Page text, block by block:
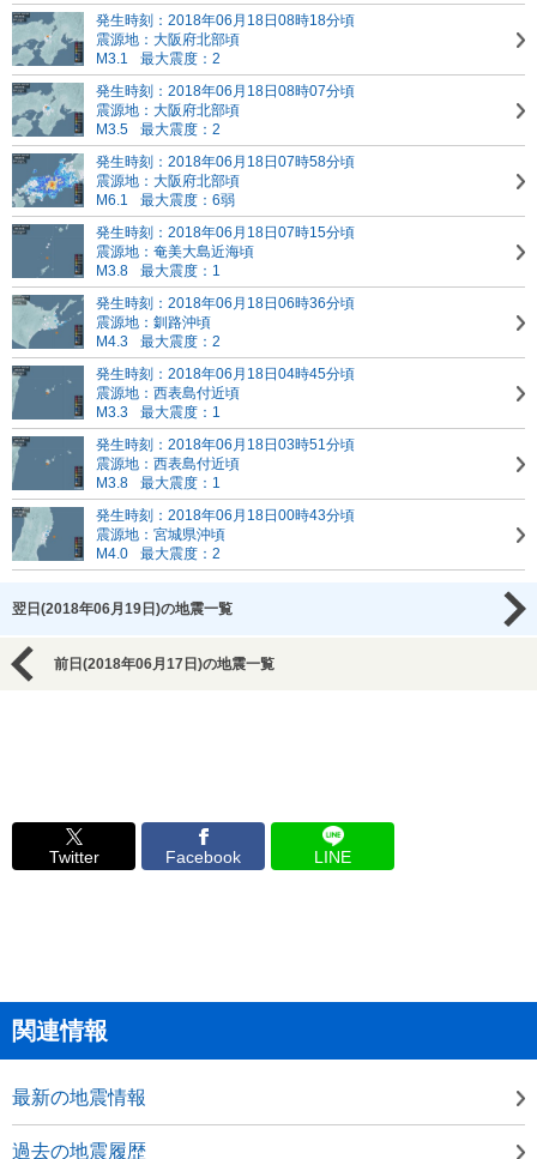
発生時刻：2018年06月18日08時18分頃
震源地：大阪府北部頃
M3.1
最大震度：2
発生時刻：2018年06月18日08時07分頃
震源地：大阪府北部頃
M3.5
最大震度：2
発生時刻：2018年06月18日07時58分頃
震源地：大阪府北部頃
M6.1
最大震度：6弱
発生時刻：2018年06月18日07時15分頃
震源地：奄美大島近海頃
M3.8
最大震度：1
発生時刻：2018年06月18日06時36分頃
震源地：釧路沖頃
M4.3
最大震度：2
発生時刻：2018年06月18日04時45分頃
震源地：西表島付近頃
M3.3
最大震度：1
発生時刻：2018年06月18日03時51分頃
震源地：西表島付近頃
M3.8
最大震度：1
発生時刻：2018年06月18日00時43分頃
震源地：宮城県沖頃
M4.0
最大震度：2
翌日(2018年06月19日)の地震一覧
前日(2018年06月17日)の地震一覧
Twitter Facebook LINE
関連情報
最新の地震情報
過去の地震履歴